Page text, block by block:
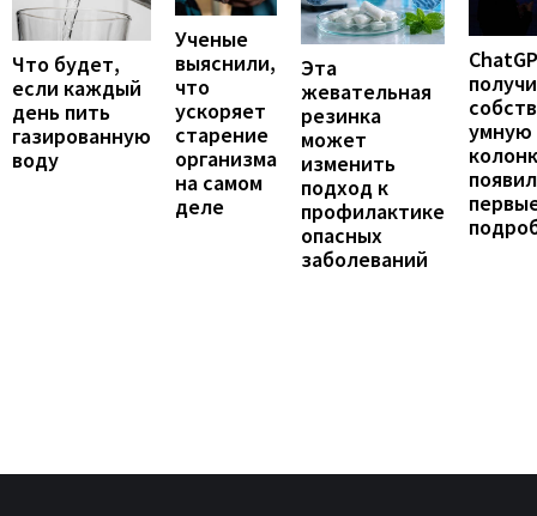
Что будет,
если каждый
день пить
газированную
воду
Ученые
выяснили,
что
ускоряет
старение
организма
на самом
деле
Эта
жевательная
резинка
может
изменить
подход к
профилактике
опасных
заболеваний
умную